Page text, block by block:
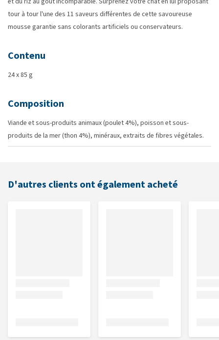
tour à tour l'une des 11 saveurs différentes de cette savoureuse
mousse garantie sans colorants artificiels ou conservateurs.
Contenu
24 x 85 g
Composition
Viande et sous-produits animaux (poulet 4%), poisson et sous-
produits de la mer (thon 4%), minéraux, extraits de fibres végétales.
D'autres clients ont également acheté